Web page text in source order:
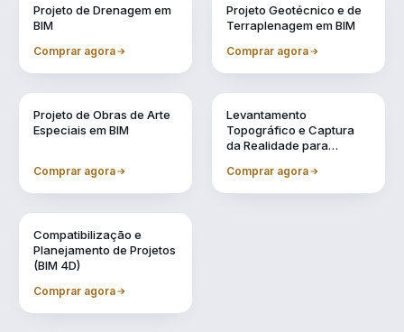
Projeto de Drenagem em
BIM
Comprar agora
Projeto Geotécnico e de
Terraplenagem em BIM
Comprar agora
Projeto de Obras de Arte
Especiais em BIM
Comprar agora
Levantamento
Topográfico e Captura
da Realidade para
Comprar agora
Compatibilização e
Planejamento de Projetos
(BIM 4D)
Comprar agora